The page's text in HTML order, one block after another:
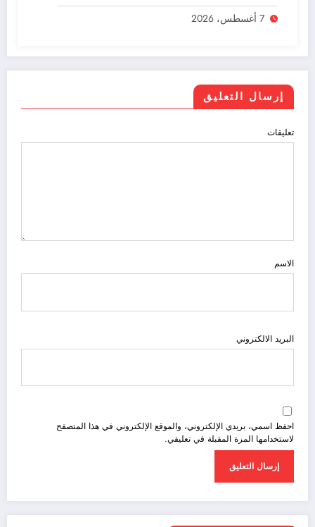
مد لفترة التسجيل
7 أغسطس، 2026
إرسال التعليق
تعليقات
الاسم
البريد الالكتروني
احفظ اسمي، بريدي الإلكتروني، والموقع الإلكتروني في هذا المتصفح
لاستخدامها المرة المقبلة في تعليقي.